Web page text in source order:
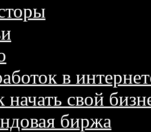
в
начать свой
биржа